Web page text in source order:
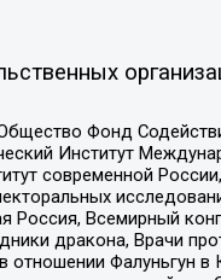
Фонд
Институт
современной
Всемирный
дракона, Врачи
Фалуньгун